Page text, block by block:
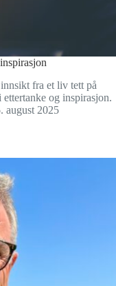
fra et liv tett på
og inspirasjon.
august 2025